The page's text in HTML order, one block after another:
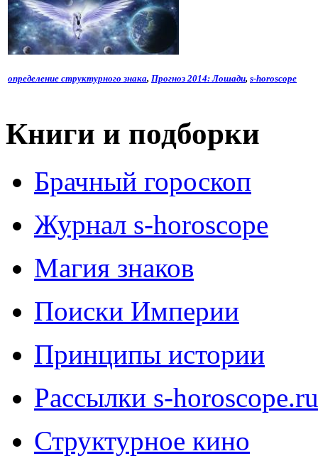
определение структурного знака, Прогноз 2014: Лошади, s-horoscope
Книги и подборки
Брачный гороскоп
Журнал s-horoscope
Магия знаков
Поиски Империи
Принципы истории
Рассылки s-horoscope.ru
Структурное кино